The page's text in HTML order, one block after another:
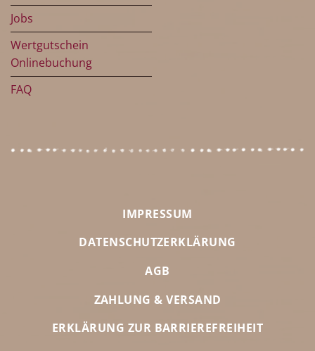
Jobs
Wertgutschein
Onlinebuchung
FAQ
IMPRESSUM
DATENSCHUTZERKLÄRUNG
AGB
ZAHLUNG & VERSAND
ERKLÄRUNG ZUR BARRIEREFREIHEIT